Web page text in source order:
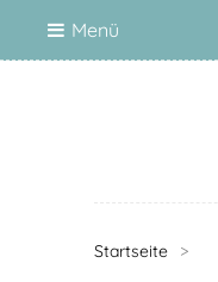
Menü
Startseite >